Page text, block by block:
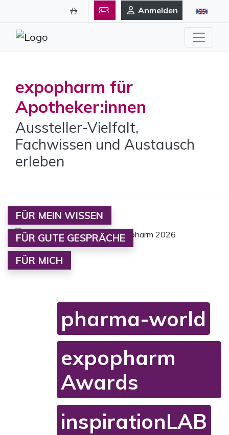
Anmelden
expopharm für
Apotheker:innen
Aussteller-Vielfalt,
Fachwissen und Austausch
erleben
FÜR MEIN WISSEN
FÜR GUTE GESPRÄCHE
FÜR MICH
pharma-world
expopharm
Awards
inspirationLAB